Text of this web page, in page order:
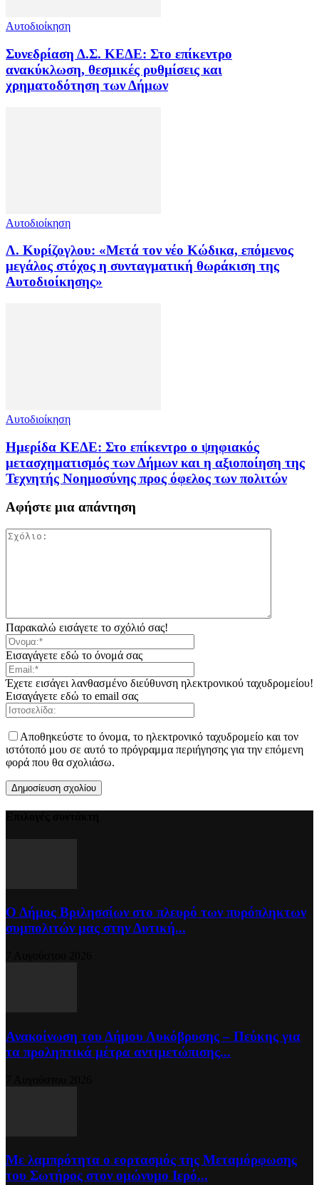
Αυτοδιοίκηση
Συνεδρίαση Δ.Σ. ΚΕΔΕ: Στο επίκεντρο
ανακύκλωση, θεσμικές ρυθμίσεις και
χρηματοδότηση των Δήμων
Αυτοδιοίκηση
Λ. Κυρίζογλου: «Μετά τον νέο Κώδικα, επόμενος
μεγάλος στόχος η συνταγματική θωράκιση της
Αυτοδιοίκησης»
Αυτοδιοίκηση
Ημερίδα ΚΕΔΕ: Στο επίκεντρο ο ψηφιακός
μετασχηματισμός των Δήμων και η αξιοποίηση της
Τεχνητής Νοημοσύνης προς όφελος των πολιτών
Αφήστε μια απάντηση
Παρακαλώ εισάγετε το σχόλιό σας!
Εισαγάγετε εδώ το όνομά σας
Έχετε εισάγει λανθασμένο διεύθυνση ηλεκτρονικού ταχυδρομείου!
Εισαγάγετε εδώ το email σας
Αποθηκεύστε το όνομα, το ηλεκτρονικό ταχυδρομείο και τον
ιστότοπό μου σε αυτό το πρόγραμμα περιήγησης για την επόμενη
φορά που θα σχολιάσω.
Ο Δήμος Βριλησσίων στο πλευρό των πυρόπληκτων
συμπολιτών μας στην Δυτική...
Ανακοίνωση του Δήμου Λυκόβρυσης – Πεύκης για
τα προληπτικά μέτρα αντιμετώπισης...
Με λαμπρότητα ο εορτασμός της Μεταμόρφωσης
του Σωτήρος στον ομώνυμο Ιερό...